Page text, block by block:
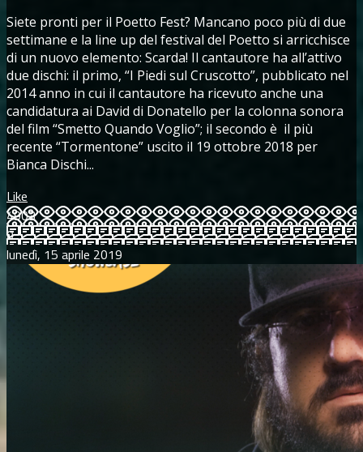
Siete pronti per il Poetto Fest? Mancano poco più di due
settimane e la line up del festival del Poetto si arricchisce
di un nuovo elemento: Scarda! Il cantautore ha all’attivo
due dischi: il primo, “I Piedi sul Cruscotto”, pubblicato nel
2014 anno in cui il cantautore ha ricevuto anche una
candidatura ai David di Donatello per la colonna sonora
del film “Smetto Quando Voglio”; il secondo è il più
recente “Tormentone” uscito il 19 ottobre 2018 per
Bianca Dischi...
Like
4903
0
lunedì, 15 aprile 2019